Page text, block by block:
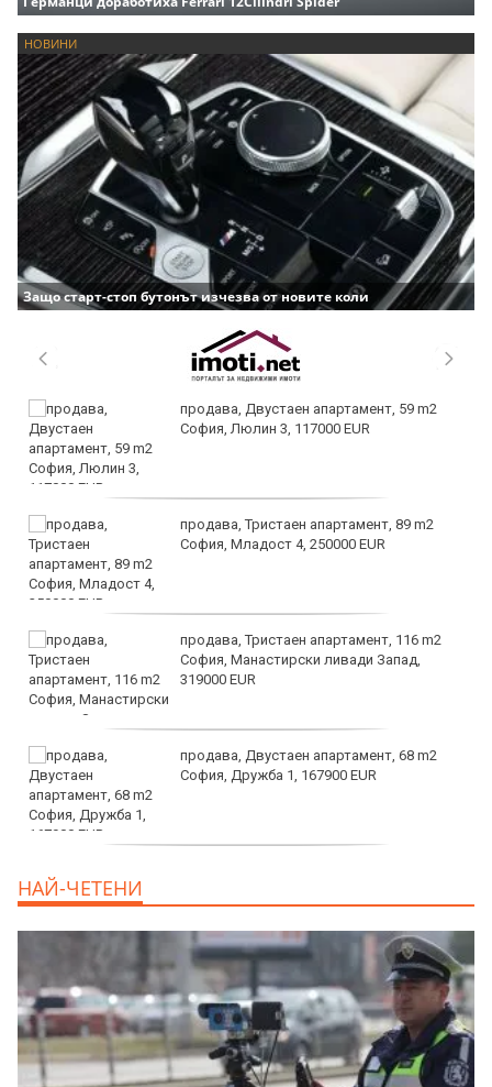
НОВИНИ
Защо старт-стоп бутонът изчезва от новите коли
продава, Двустаен апартамент, 59 m2
София, Люлин 3, 117000 EUR
продава, Тристаен апартамент, 89 m2
София, Младост 4, 250000 EUR
продава, Тристаен апартамент, 116 m2
София, Манастирски ливади Запад,
319000 EUR
продава, Двустаен апартамент, 68 m2
София, Дружба 1, 167900 EUR
НАЙ-ЧЕТЕНИ